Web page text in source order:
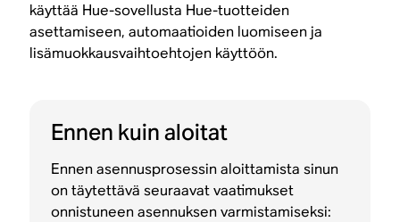
käyttää Hue-sovellusta Hue-tuotteiden
asettamiseen, automaatioiden luomiseen ja
lisämuokkausvaihtoehtojen käyttöön.
Ennen kuin aloitat
Ennen asennusprosessin aloittamista sinun
on täytettävä seuraavat vaatimukset
onnistuneen asennuksen varmistamiseksi: